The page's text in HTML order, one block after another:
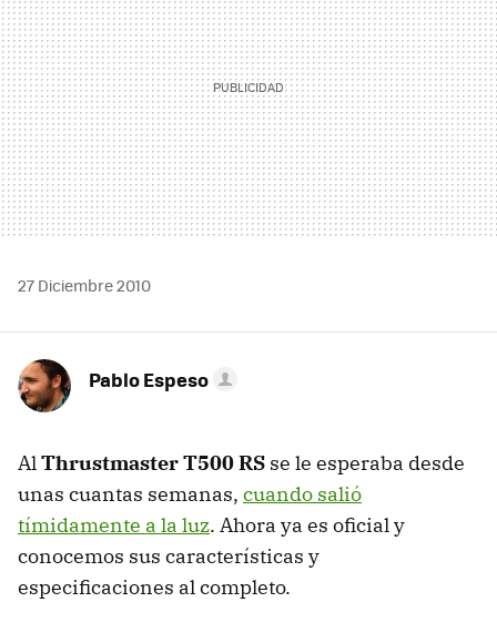
27 Diciembre 2010
Pablo Espeso
Al Thrustmaster T500 RS se le esperaba desde
unas cuantas semanas, cuando salió
tímidamente a la luz. Ahora ya es oficial y
conocemos sus características y
especificaciones al completo.